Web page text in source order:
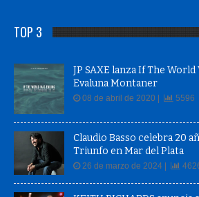
TOP 3
JP SAXE lanza If The World
Evaluna Montaner
08 de abril de 2020 | 5596
Claudio Basso celebra 20
Triunfo en Mar del Plata
26 de marzo de 2024 |